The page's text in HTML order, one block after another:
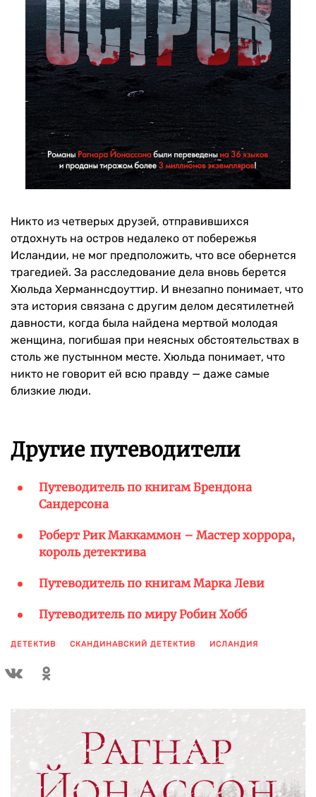
Никто из четверых друзей, отправившихся
отдохнуть на остров недалеко от побережья
Исландии, не мог предположить, что все обернется
трагедией. За расследование дела вновь берется
Хюльда Херманнсдоуттир. И внезапно понимает, что
эта история связана с другим делом десятилетней
давности, когда была найдена мертвой молодая
женщина, погибшая при неясных обстоятельствах в
столь же пустынном месте. Хюльда понимает, что
никто не говорит ей всю правду — даже самые
близкие люди.
Другие путеводители
Путеводитель по книгам Брендона
Сандерсона
Роберт Рик Маккаммон – Мастер хоррора,
король детектива
Путеводитель по книгам Марка Леви
Путеводитель по миру Робин Хобб
ДЕТЕКТИВ СКАНДИНАВСКИЙ ДЕТЕКТИВ ИСЛАНДИЯ
ПОКАЗАТЬ ЕЩЕ